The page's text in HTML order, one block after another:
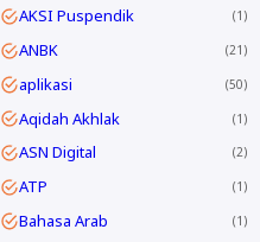
AKSI Puspendik 1
ANBK 21
aplikasi 50
Aqidah Akhlak 1
ASN Digital 2
ATP 1
Bahasa Arab 1